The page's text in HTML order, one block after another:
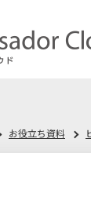
お役立ち資料